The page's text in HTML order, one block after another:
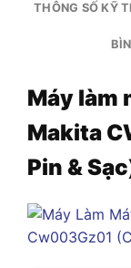
THÔNG SỐ KỸ
Máy làm
Makita
Pin &